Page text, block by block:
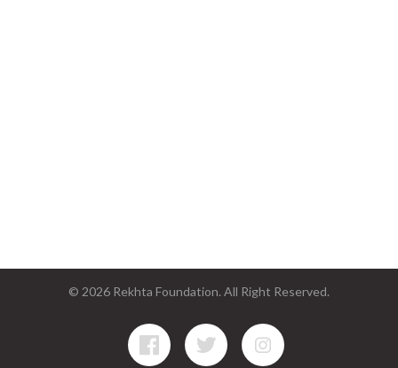
© 2026 Rekhta Foundation. All Right Reserved.